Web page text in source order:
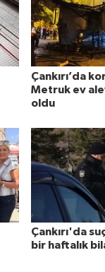
Çankırı’da
Metruk ev
oldu
Çankırı'da
bir haftalık